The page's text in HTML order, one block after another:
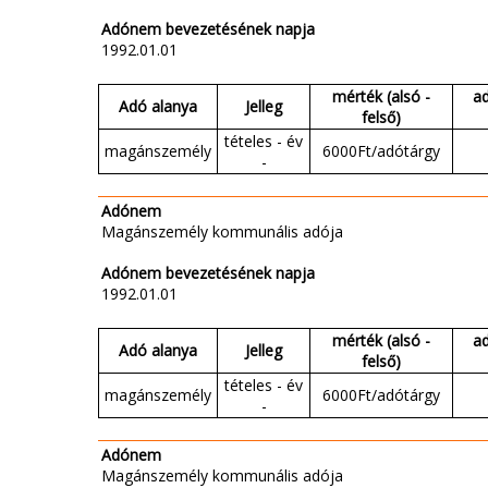
Adónem bevezetésének napja
1992.01.01
Adó alanya Jelleg
mérték (alsó -
felső)
magánszemély
tételes - év
-
6000Ft/adótárgy
Adónem
Magánszemély kommunális adója
Adónem bevezetésének napja
1992.01.01
Adó alanya Jelleg
mérték (alsó -
felső)
magánszemély
tételes - év
-
6000Ft/adótárgy
Adónem
Magánszemély kommunális adója